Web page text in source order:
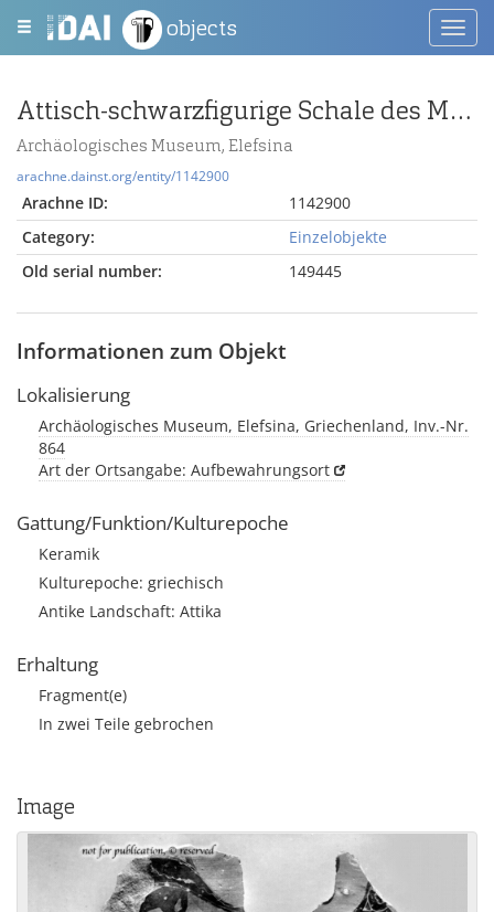
objects
Attisch-schwarzfigurige Schale des Malers von Eleusis 767 mit Eule und Jünglingen
Archäologisches Museum, Elefsina
arachne.dainst.org/entity/1142900
Arachne ID:
1142900
Category:
Einzelobjekte
Old serial number:
149445
Informationen zum Objekt
Lokalisierung
Archäologisches Museum, Elefsina, Griechenland, Inv.-Nr.
864
Art der Ortsangabe: Aufbewahrungsort
Gattung/Funktion/Kulturepoche
Keramik
Kulturepoche: griechisch
Antike Landschaft: Attika
Erhaltung
Fragment(e)
In zwei Teile gebrochen
Image